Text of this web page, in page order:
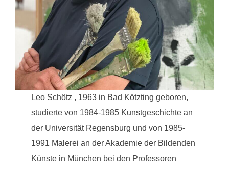
Leo Schötz , 1963 in Bad Kötzting geboren,
studierte von 1984-1985 Kunstgeschichte an
der Universität Regensburg und von 1985-
1991 Malerei an der Akademie der Bildenden
Künste in München bei den Professoren